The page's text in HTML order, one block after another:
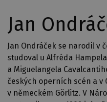
Jan
Jan Ondráček se narodil v
studoval u Alfréda
a Miguelangela
českých operních scén a
v německém Görlitz. V